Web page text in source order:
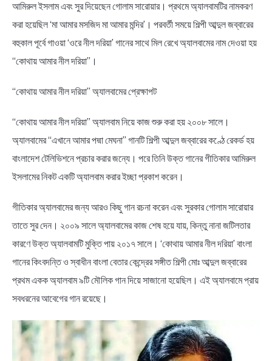
আমিরুল ইসলাম এবং সুর দিয়েছেন গোলাম সারোয়ার। প্রথমে অ্যালবামটির নামকরণ
করা হয়েছিল ‘মা আমার মসজিদ মা আমার মন্দির’। পরবর্তী সময়ে শিল্পী আব্দুল জব্বারের
বহুকাল পূর্বে গাওয়া ‘ওরে নীল দরিয়া’ গানের সাথে মিল রেখে অ্যালবামের নাম দেওয়া হয়
“কোথায় আমার নীল দরিয়া”।
“কোথায় আমার নীল দরিয়া” অ্যালবামের প্রেক্ষাপট
“কোথায় আমার নীল দরিয়া” অ্যালবাম নিয়ে কাজ শুরু করা হয় ২০০৮ সালে।
অ্যালবামের “এখানে আমার পদ্মা মেঘনা” গানটি শিল্পী আব্দুল জব্বারের কণ্ঠে রেকর্ড হয়
বাংলাদেশ টেলিভিশনে প্রচার করার জন্যে। পরে তিনি উক্ত গানের গীতিকার আমিরুল
ইসলামের নিকট একটি অ্যালবাম করার ইচ্ছা প্রকাশ করেন।
গীতিকার অ্যালবামের জন্য আরও কিছু গান রচনা করেন এবং সুরকার গোলাম সারোয়ার
তাতে সুর দেন। ২০০৯ সালে অ্যালবামের কাজ শেষ হয়ে যায়, কিন্তু নানা জটিলতার
কারণে উক্ত অ্যালবামটি মুক্তি পায় ২০১৭ সালে। ‘কোথায় আমার নীল দরিয়া’ বাংলা
গানের কিংবদন্তি ও স্বাধীন বাংলা বেতার কেন্দ্রের সঙ্গীত শিল্পী মোঃ আব্দুল জব্বারের
প্রথম একক অ্যালবাম ৯টি মৌলিক গান দিয়ে সাজানো হয়েছিল। এই অ্যালবামে প্রায়
সবধরনের আবেগের গান রয়েছে।